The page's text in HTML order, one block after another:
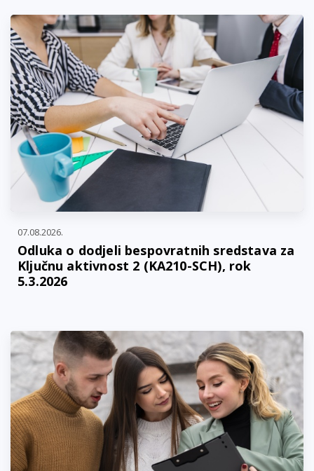
07.08.2026.
Odluka o dodjeli bespovratnih sredstava za
Ključnu aktivnost 2 (KA210-SCH), rok
5.3.2026